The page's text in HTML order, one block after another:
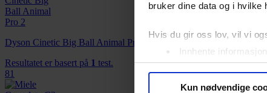
bruker dine data og i hvilke
Hvis du gir oss lov, vil vi
Innhente
Identifisere
mer info kan du lese
Kun nødvendige
Dyson Cinetic Big Ball Animal Pro 2
Resultatet er basert på 1 test.
81